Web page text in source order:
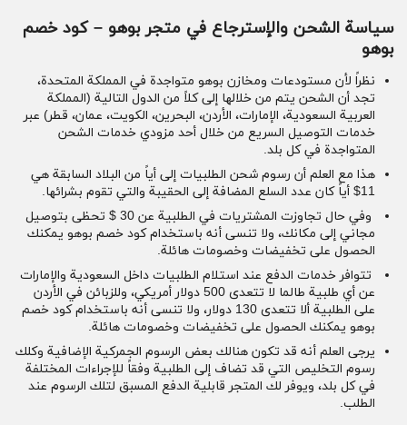
سياسة الشحن والإسترجاع في متجر بوهو – كود خصم
بوهو
نظراً لأن مستودعات ومخازن بوهو متواجدة في المملكة المتحدة،
تجد أن الشحن يتم من خلالها إلى كلاً من الدول التالية (المملكة
العربية السعودية، الإمارات، الأردن، البحرين، الكويت، عمان، قطر) عبر
خدمات التوصيل السريع من خلال أحد مزودي خدمات الشحن
المتواجدة في كل بلد.
هذا مع العلم أن رسوم شحن الطلبيات إلى أياً من البلاد السابقة هي
11$ أياً كان عدد السلع المضافة إلى الحقيبة والتي تقوم بشرائها.
وفي حال تجاوزت المشتريات في الطلبية عن 30 $ تحظى بتوصيل
مجاني إلى مكانك، ولا تنسى أنه باستخدام كود خصم بوهو يمكنك
الحصول على تخفيضات وخصومات هائلة.
تتوافر خدمات الدفع عند استلام الطلبيات داخل السعودية والإمارات
عن أي طلبية طالما لا تتعدى 500 دولار أمريكي، وللزبائن في الأردن
على الطلبية ألا تتعدى 130 دولار، ولا تنسى أنه باستخدام كود خصم
بوهو يمكنك الحصول على تخفيضات وخصومات هائلة.
يرجى العلم أنه قد تكون هنالك بعض الرسوم الجمركية الإضافية وكلك
رسوم التخليص التي قد تضاف إلى الطلبية وفقاً للإجراءات المختلفة
في كل بلد، ويوفر لك المتجر قابلية الدفع المسبق لتلك الرسوم عند
الطلب.